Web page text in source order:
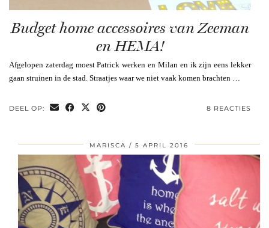
Budget home accessoires van Zeeman
en HEMA!
Afgelopen zaterdag moest Patrick werken en Milan en ik zijn eens lekker
gaan struinen in de stad. Straatjes waar we niet vaak komen brachten …
DEEL OP: 8 REACTIES
MARISCA 5 APRIL 2016